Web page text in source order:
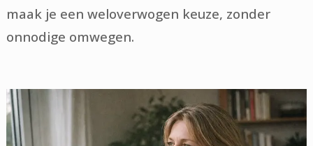
maak je een weloverwogen keuze, zonder
onnodige omwegen.